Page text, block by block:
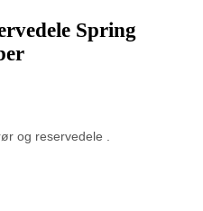
Spring
og reservedele .